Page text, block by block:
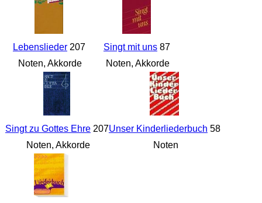
Lebenslieder207
Noten, Akkorde
Singt mit uns87
Noten, Akkorde
Singt zu Gottes Ehre207
Noten, Akkorde
Unser Kinderliederbuch 58
Noten